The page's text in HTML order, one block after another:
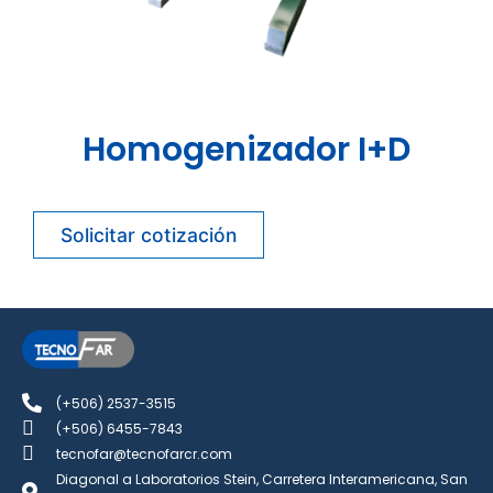
Homogenizador I+D
Solicitar cotización
(+506) 2537-3515
(+506) 6455-7843
tecnofar@tecnofarcr.com
Diagonal a Laboratorios Stein, Carretera Interamericana, San